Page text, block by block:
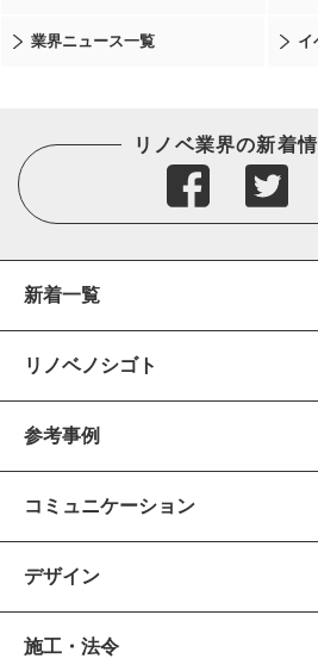
業界ニュース一覧 イ
リノベ業界の新着
新着一覧
リノベノシゴト
参考事例
コミュニケーション
デザイン
施工・法令